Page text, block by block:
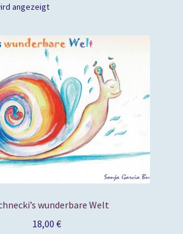
angezeigt
wunderbare Welt
18,00 €